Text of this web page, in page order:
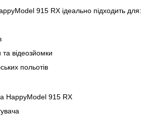
915 RX ідеально підходить для:
відеозйомки
польотів
HappyModel 915 RX